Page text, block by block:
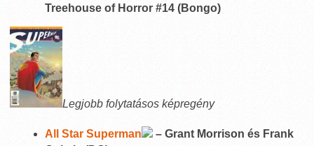
Treehouse of Horror #14 (Bongo)
Legjobb folytatásos képregény
All Star Superman
– Grant Morrison és Frank